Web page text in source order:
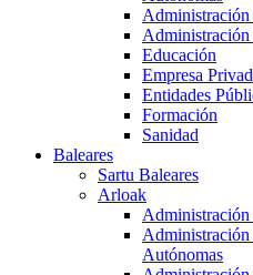
Administración
Educación
Empresa
Entidades
Formación
Sanidad
Baleares
Sartu Baleares
Arloak
Administración
Administración
Autónomas